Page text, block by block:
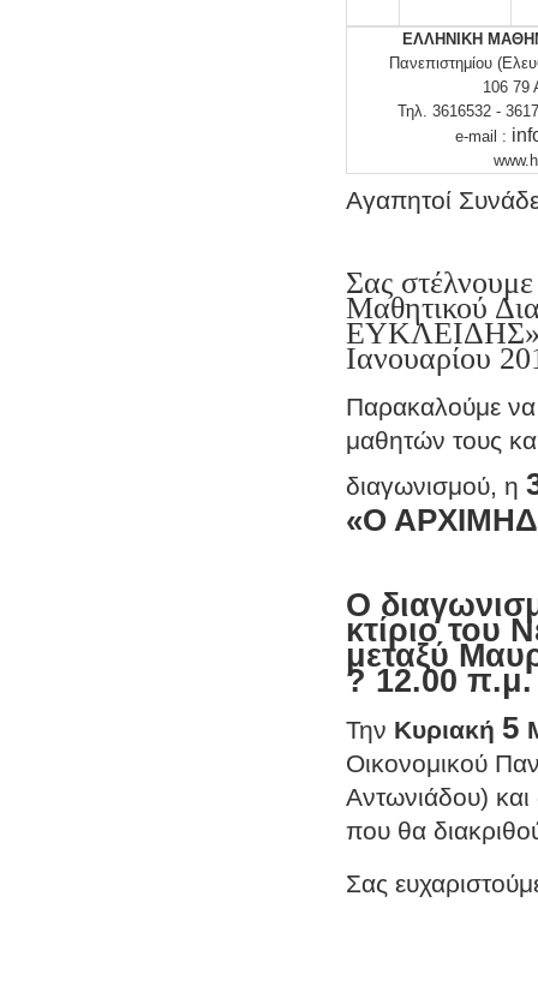
ΕΛΛΗΝΙΚΗ
Πανεπιστημίου
106
Τηλ. 3616532 -
e-mail :
www.
Αγαπητοί
Σας
Μαθητικού
ΕΥΚΛΕΙΔΗΣ»,
Ιανουαρίου
Παρακαλούμε να
μαθητών τους
διαγωνισμού, η
«Ο
Ο
κτίριο του
μεταξύ
? 12.00 π.μ.
Την Κυριακή 5
Οικονομικού
Αντωνιάδου)
που θα
Σας